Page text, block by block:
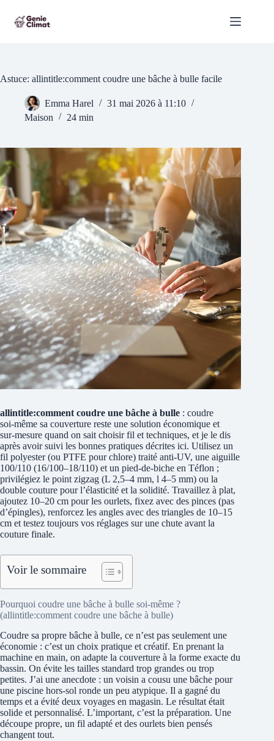
contenu
Astuce: allintitle:comment coudre une bâche à bulle facile
Emma Harel
31 mai 2026 à 11:10
Maison
24 min
allintitle:comment coudre une bâche à bulle : coudre
soi‑même sa couverture reste une solution économique et
sur‑mesure quand on sait choisir fil et techniques, et je le dis
après avoir suivi les bonnes pratiques décrites ici. Utilisez un
fil polyester (ou PTFE pour chlore) traité anti‑UV, une aiguille
100/110 (16/100–18/110) et un pied‑de‑biche en Téflon ;
privilégiez le point zigzag (L 2,5–4 mm, l 4–5 mm) ou la
double couture pour l’élasticité et la solidité. Travaillez à plat,
ajoutez 10–20 cm pour les ourlets, fixez avec des pinces (pas
d’épingles), renforcez les angles avec des triangles de 10–15
cm et testez toujours vos réglages sur une chute avant la
couture finale.
Voir le sommaire
Pourquoi coudre une bâche à bulle soi‑même ?
(allintitle:comment coudre une bâche à bulle)
Coudre sa propre bâche à bulle, ce n’est pas seulement une
économie : c’est un choix pratique et créatif. En prenant la
machine en main, on adapte la couverture à la forme exacte du
bassin. On évite les tailles standard trop grandes ou trop
petites. J’ai une anecdote : un voisin a cousu une bâche pour
une piscine hors‑sol ronde un peu atypique. Il a gagné du
temps et a évité deux voyages en magasin. Le résultat était
solide et personnalisé. L’important, c’est la préparation. Une
découpe propre, un fil adapté et des ourlets bien pensés
changent tout.